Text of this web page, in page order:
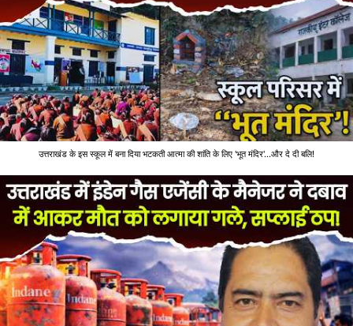
उत्तराखंड के इस स्कूल में बना दिया भटकती आत्मा की शांति के लिए 'भूत मंदिर'...और दे दी बलि!